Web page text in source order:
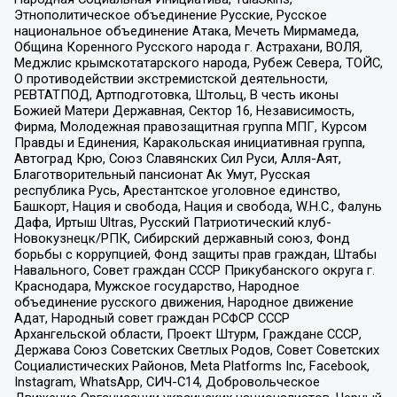
Этнополитическое объединение Русские, Русское
национальное объединение Атака, Мечеть Мирмамеда,
Община Коренного Русского народа г. Астрахани, ВОЛЯ,
Меджлис крымскотатарского народа, Рубеж Севера, ТОЙС,
О противодействии экстремистской деятельности,
РЕВТАТПОД, Артподготовка, Штольц, В честь иконы
Божией Матери Державная, Сектор 16, Независимость,
Фирма, Молодежная правозащитная группа МПГ, Курсом
Правды и Единения, Каракольская инициативная группа,
Автоград Крю, Союз Славянских Сил Руси, Алля-Аят,
Благотворительный пансионат Ак Умут, Русская
республика Русь, Арестантское уголовное единство,
Башкорт, Нация и свобода, Нация и свобода, W.H.С., Фалунь
Дафа, Иртыш Ultras, Русский Патриотический клуб-
Новокузнецк/РПК, Сибирский державный союз, Фонд
борьбы с коррупцией, Фонд защиты прав граждан, Штабы
Навального, Совет граждан СССР Прикубанского округа г.
Краснодара, Мужское государство, Народное
объединение русского движения, Народное движение
Адат, Народный совет граждан РСФСР СССР
Архангельской области, Проект Штурм, Граждане СССР,
Держава Союз Советских Светлых Родов, Совет Советских
Социалистических Районов, Meta Platforms Inc, Facebook,
Instagram, WhatsApp, СИЧ-С14, Добровольческое